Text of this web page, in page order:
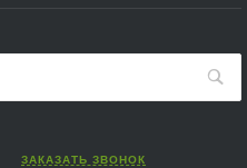
ЗАКАЗАТЬ ЗВОНОК